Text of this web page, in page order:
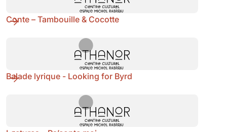
Conte – Tambouille & Cocotte
Balade lyrique - Looking for Byrd